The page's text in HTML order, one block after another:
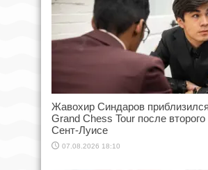
Жавохир Синдаров
Grand Chess Tour после
Сент-Луисе
07.08.2026 18:10